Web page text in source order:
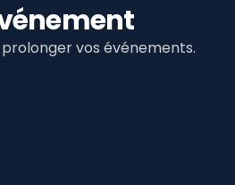
vos événements.